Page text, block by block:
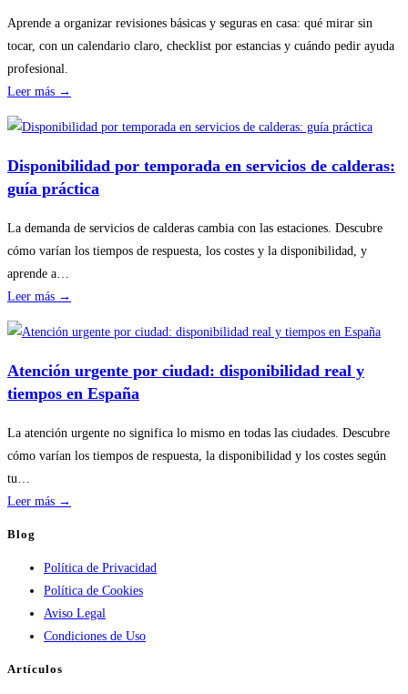
Aprende a organizar revisiones básicas y seguras en casa: qué mirar sin
tocar, con un calendario claro, checklist por estancias y cuándo pedir ayuda
profesional.
Leer más →
planificar
revisiones
básicas
hogar
sin
Disponibilidad por temporada en servicios de calderas:
guía práctica
La demanda de servicios de calderas cambia con las estaciones. Descubre
cómo varían los tiempos de respuesta, los costes y la disponibilidad, y
aprende a…
Leer más →
por
temporada
de
calderas:
Atención urgente por ciudad: disponibilidad real y
tiempos en España
La atención urgente no significa lo mismo en todas las ciudades. Descubre
cómo varían los tiempos de respuesta, la disponibilidad y los costes según
tu…
Leer más →
por
ciudad:
disponibilidad
real
Blog
Política de Privacidad
Política de Cookies
Aviso Legal
Condiciones de Uso
Artículos